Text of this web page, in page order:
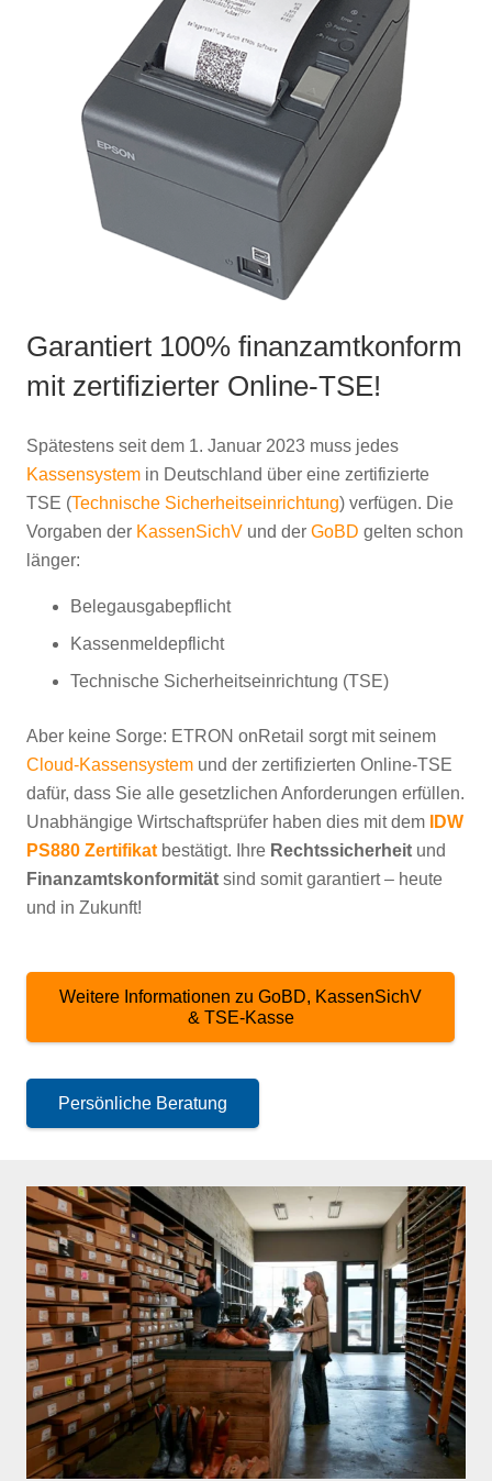
Garantiert 100% finanzamtkonform
mit zertifizierter Online-TSE!
Spätestens seit dem 1. Januar 2023 muss jedes
Kassensystem in Deutschland über eine zertifizierte
TSE (Technische Sicherheitseinrichtung) verfügen. Die
Vorgaben der KassenSichV und der GoBD gelten schon
länger:
Belegausgabepflicht
Kassenmeldepflicht
Technische Sicherheitseinrichtung (TSE)
Aber keine Sorge: ETRON onRetail sorgt mit seinem
Cloud-Kassensystem und der zertifizierten Online-TSE
dafür, dass Sie alle gesetzlichen Anforderungen erfüllen.
Unabhängige Wirtschaftsprüfer haben dies mit dem
IDW
PS880 Zertifikat bestätigt. Ihre Rechtssicherheit und
Finanzamtskonformität sind somit garantiert – heute
und in Zukunft!
Weitere Informationen zu GoBD, KassenSichV
& TSE-Kasse
Persönliche Beratung